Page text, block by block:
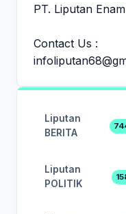
PT. Liputan
Contact Us :
Liputan
BERITA
Liputan
POLITIK